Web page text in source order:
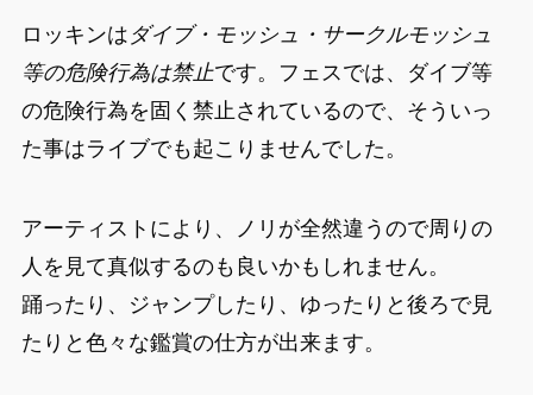
ロッキンは ダイブ・モッシュ・サークルモッシュ
等の危険行為は禁止です。フェスでは、ダイブ等
の危険行為を固く禁止されているので、そういっ
た事はライブでも起こりませんでした。
アーティストにより、ノリが全然違うので周りの
人を見て真似するのも良いかもしれません。
踊ったり、ジャンプしたり、ゆったりと後ろで見
たりと色々な鑑賞の仕方が出来ます。